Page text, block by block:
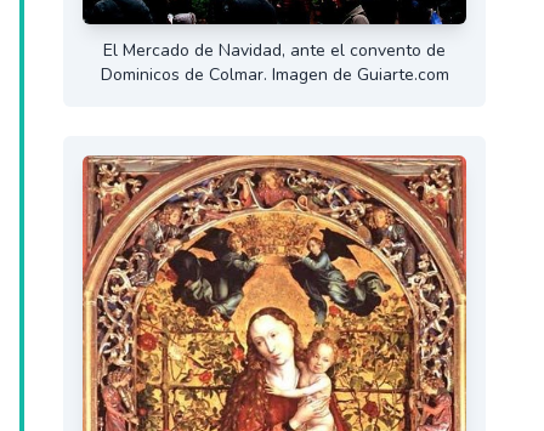
El Mercado de Navidad, ante el convento de
Dominicos de Colmar. Imagen de Guiarte.com